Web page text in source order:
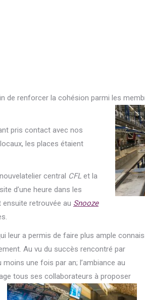
de renforcer la cohésion parmi les
pris contact avec nos
les places étaient
central CFL et la
d’une heure dans les
ensuite retrouvée au Snooze
leur a permis de faire plus ample
Au vu du succès rencontré par
moins une fois par an; l’ambiance au
tous ses collaborateurs à proposer